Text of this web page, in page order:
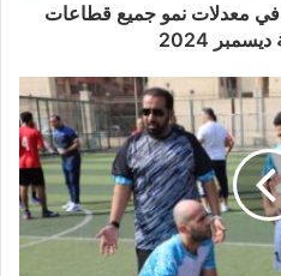
معدلات نمو جميع قطاعات
2024